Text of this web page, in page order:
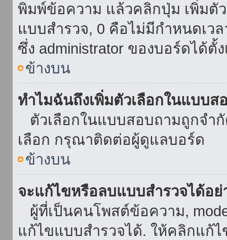
พิมพ์ข้อความ แล้วคลิกปุ่ม เพิ่มตั
แบบสำรวจ, 0 คือไม่มีกำหนดเว
ซึ่ง administrator ของบอร์ดได้ตั้ง
ข้างบน
ทำไมฉันถึงเพิ่มตัวเลือกในแบบส
ตัวเลือกในแบบสอบถามถูกจำ
เลือก กรุณาติดต่อผู้ดูแลบอร์ด
ข้างบน
จะแก้ไขหรือลบแบบสำรวจได้อย่
ผู้ที่เป็นคนโพสต์ข้อความ,
แก้ไขแบบสำรวจได้. ให้คลิกแก้